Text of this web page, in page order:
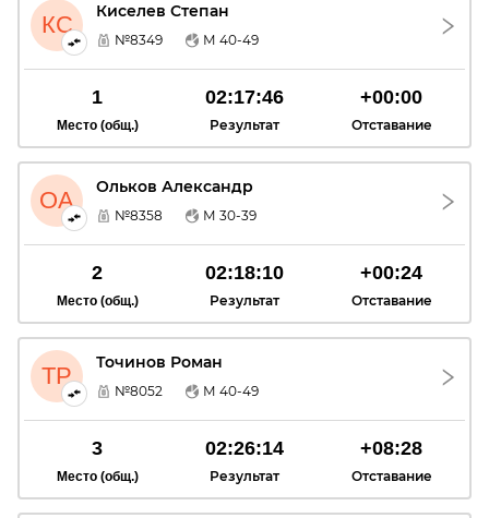
КС Киселев Степан
№8349 М 40-49
1
Место (общ.)
02:17:46
Результат
+00:00
Отставание
ОА Ольков Александр
№8358 М 30-39
2
Место (общ.)
02:18:10
Результат
+00:24
Отставание
ТР Точинов Роман
№8052 М 40-49
3
Место (общ.)
02:26:14
Результат
+08:28
Отставание